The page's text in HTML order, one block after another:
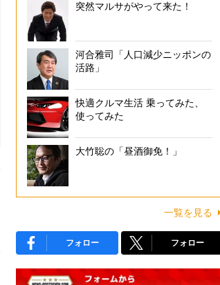
突然マルサがやって来た！
河合雅司「人口減少ニッポンの
活路」
快適クルマ生活 乗ってみた、
使ってみた
大竹聡の「昼酒御免！」
一覧を見る
フォロー フォロー